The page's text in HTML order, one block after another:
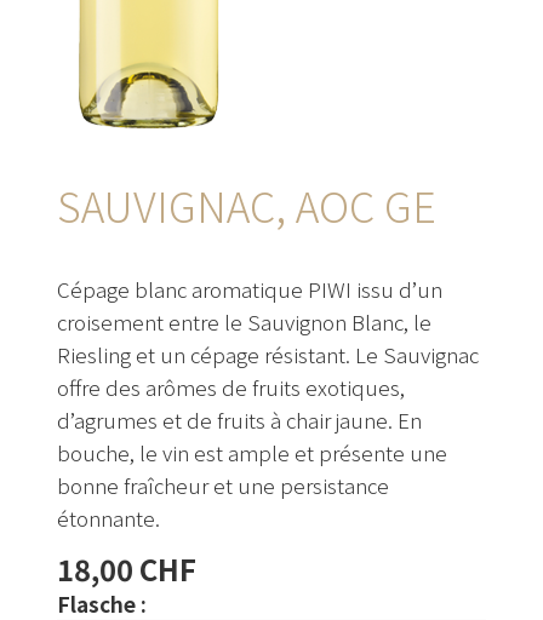
SAUVIGNAC, AOC GE
Cépage blanc aromatique PIWI issu d’un
croisement entre le Sauvignon Blanc, le
Riesling et un cépage résistant. Le Sauvignac
offre des arômes de fruits exotiques,
d’agrumes et de fruits à chair jaune. En
bouche, le vin est ample et présente une
bonne fraîcheur et une persistance
étonnante.
18,00 CHF
Flasche :